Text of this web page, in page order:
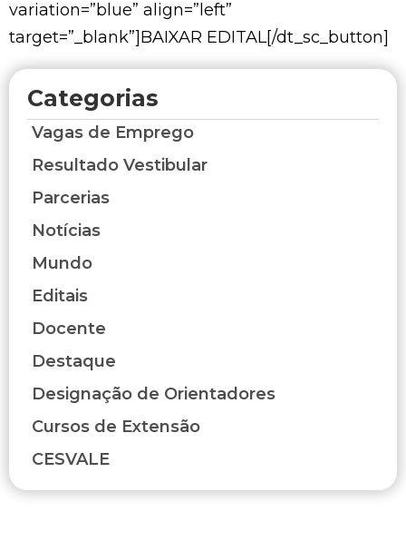
variation=”blue” align=”left”
target=”_blank”]BAIXAR EDITAL[/dt_sc_button]
Categorias
Vagas de Emprego
Resultado Vestibular
Parcerias
Notícias
Mundo
Editais
Docente
Destaque
Designação de Orientadores
Cursos de Extensão
CESVALE